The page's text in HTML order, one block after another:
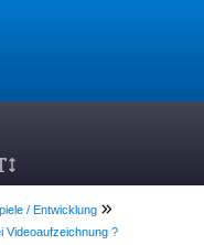
/ Entwicklung
Videoaufzeichnung ?